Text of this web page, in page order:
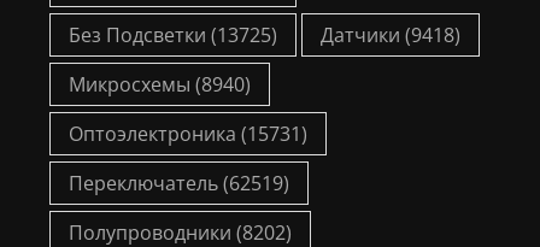
Без Подсветки (13725) Датчики (9418)
Микросхемы (8940)
Оптоэлектроника (15731)
Переключатель(62519)
Полупроводники (8202)